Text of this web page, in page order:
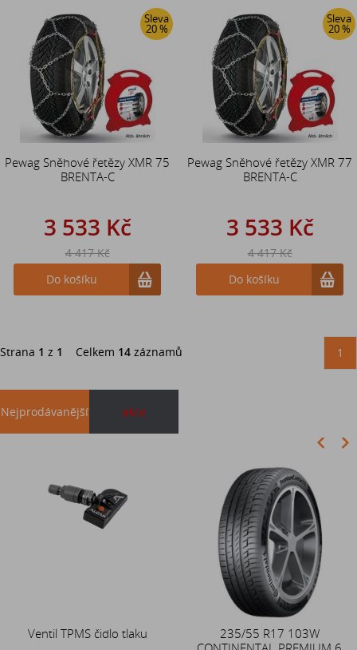
Sleva
20 %
Pewag Sněhové řetězy XMR 75
BRENTA-C
3 533 Kč
4 417 Kč
Do košíku
Sleva
20 %
Pewag Sněhové řetězy XMR 77
BRENTA-C
3 533 Kč
4 417 Kč
Do košíku
Strana 1 z 1 Celkem 14 záznamů 1
Nejprodávanější akce
Ventil TPMS čidlo tlaku
235/55 R17 103W
Duše 12x4 (4.00-4) kovový